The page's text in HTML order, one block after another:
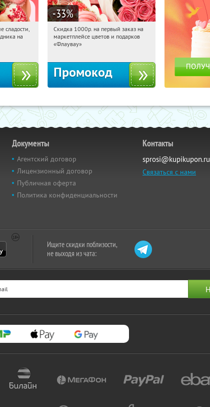
Получили:
сладости,
на
-33%
15:51:00 Получили:
Россия
Скидка 1000р. на первый заказ на
маркетплейсе цветов и подарков
«Флаувау»
Промокод
Документы
Агентский договор
Лицензионный договор
Публичная оферта
Политика конфиденциальности
Контакты
sprosi@kupikupon.ru
Связаться с нами
Ищите скидки поблизости,
не выходя из чата: